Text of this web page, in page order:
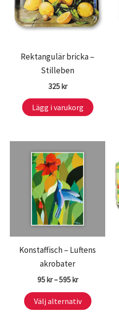
Rektangulär bricka –
Stilleben
325kr
Lägg i varukorg
Konstaffisch – Luftens
akrobater
95kr–595krPrisintervall:
till
595 kr
Välj alternativ
Den
här